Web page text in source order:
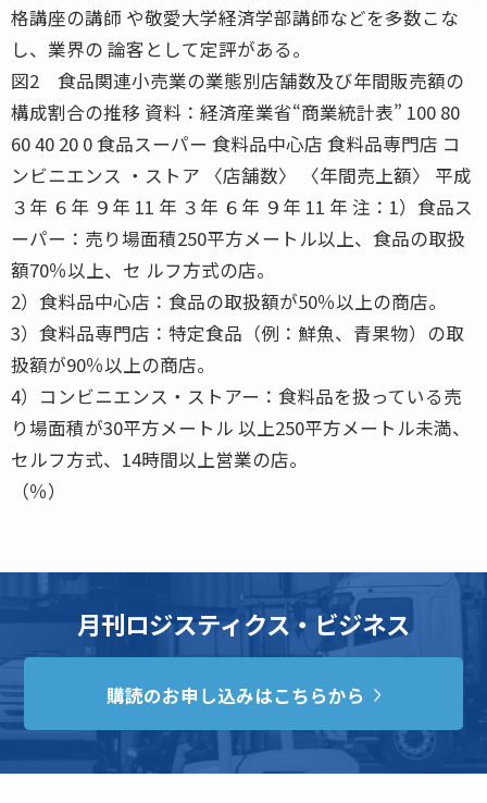
格講座の講師 や敬愛大学経済学部講師などを多数こな
し、業界の 論客として定評がある。
図2 食品関連小売業の業態別店舗数及び年間販売額の
構成割合の推移 資料：経済産業省“商業統計表” 100 80
60 40 20 0 食品スーパー 食料品中心店 食料品専門店 コ
ンビニエンス ・ストア 〈店舗数〉 〈年間売上額〉 平成
３年 ６年 ９年 11 年 ３年 ６年 ９年 11 年 注：1）食品ス
ーパー：売り場面積250平方メートル以上、食品の取扱
額70％以上、セ ルフ方式の店。
2）食料品中心店：食品の取扱額が50％以上の商店。
3）食料品専門店：特定食品（例：鮮魚、青果物）の取
扱額が90％以上の商店。
4）コンビニエンス・ストアー：食料品を扱っている売
り場面積が30平方メートル 以上250平方メートル未満、
セルフ方式、14時間以上営業の店。
（％）
月刊ロジスティクス・ビジネス
購読のお申し込みはこちらから